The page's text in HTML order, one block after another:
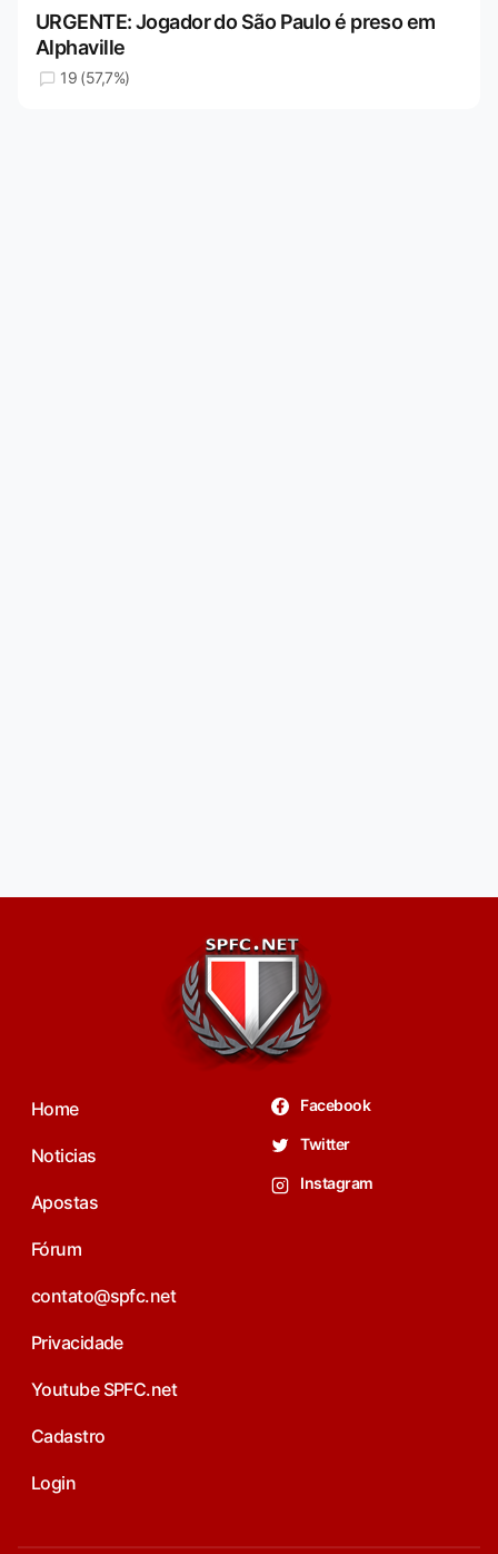
URGENTE: Jogador do São Paulo é preso em
Alphaville
19 (57,7%)
Home
Noticias
Apostas
Fórum
contato@spfc.net
Privacidade
Youtube SPFC.net
Cadastro
Login
Facebook
Twitter
Instagram